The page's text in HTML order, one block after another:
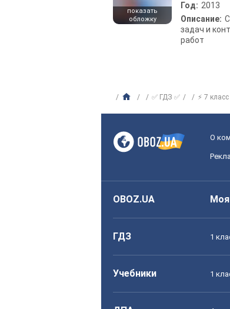
показать
обложку
Год: 2013
Описание:
задач и
работ
✅ ГДЗ ✅ ⚡ 7 класс
О
OBOZ.UA
ГДЗ 1
Учебники 1